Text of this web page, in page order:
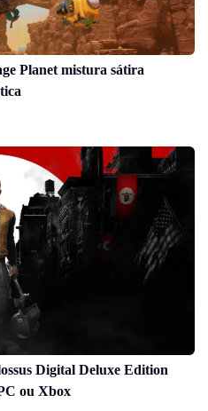
Planet mistura sátira
Digital Deluxe Edition
ou Xbox